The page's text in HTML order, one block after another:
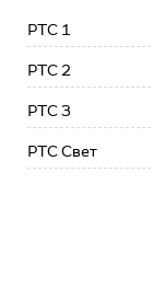
РТС 1
РТС 2
РТС 3
РТС Свет